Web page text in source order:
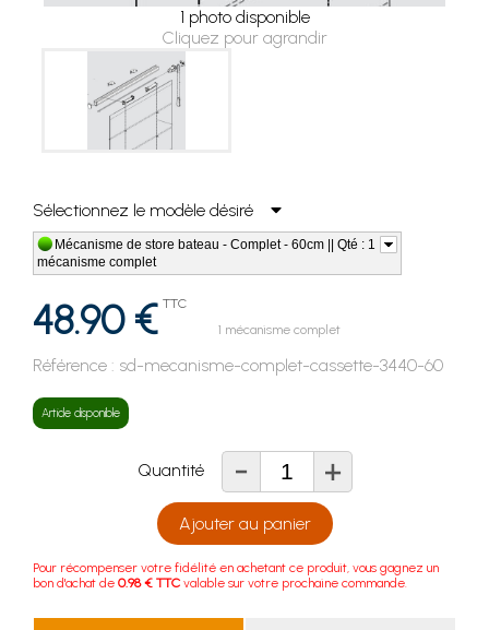
1 photo disponible
Cliquez pour agrandir
Sélectionnez le modèle désiré
Mécanisme de store bateau - Complet - 60cm || Qté : 1
mécanisme complet
48.90 € TTC
1 mécanisme complet
Référence : sd-mecanisme-complet-cassette-3440-60
Article disponible
Quantité - +
Ajouter au panier
Pour récompenser votre fidélité en achetant ce produit, vous gagnez un
bon d'achat de 0.98 € TTC valable sur votre prochaine commande.